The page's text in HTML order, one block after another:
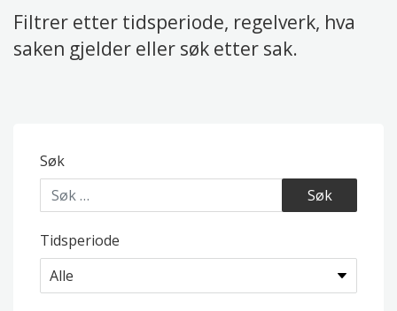
Filtrer etter tidsperiode, regelverk, hva
saken gjelder eller søk etter sak.
Søk
Tidsperiode